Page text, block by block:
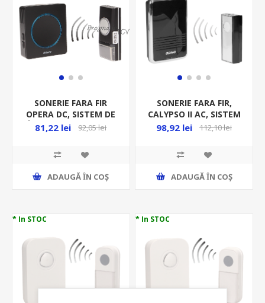
SONERIE FARA FIR
OPERA DC, SISTEM DE
ÎNVATAREOR-DB-YK-
81,22 lei 92,05 lei
ADAUGĂ ȊN COŞ
SONERIE FARA FIR,
CALYPSO II AC, SISTEM
INVATARE OR-DB-QS-
98,92 lei 112,10 lei
ADAUGĂ ȊN COŞ
* In STOC * In STOC